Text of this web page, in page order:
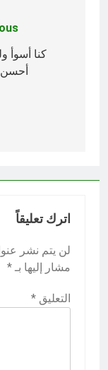
المقالات
كنا أسوأ
اترك تعليقاً
لن يتم نشر
مشار إليها بـ *
التعليق *